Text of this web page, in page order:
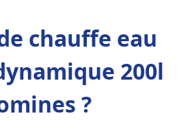
chauffe eau
200l
?